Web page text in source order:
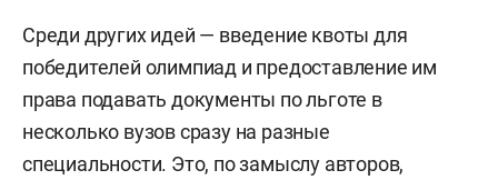
Среди других идей — введение квоты для
победителей олимпиад и предоставление им
права подавать документы по льготе в
несколько вузов сразу на разные
специальности. Это, по замыслу авторов,